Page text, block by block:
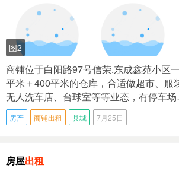
图2
商铺位于白阳路97号信荣.东成鑫苑小区
平米＋400平米的仓库，合适做超市、服
无人洗车店、台球室等等业态，有停车
房产 商铺出租 县城 7月25日
房屋出租